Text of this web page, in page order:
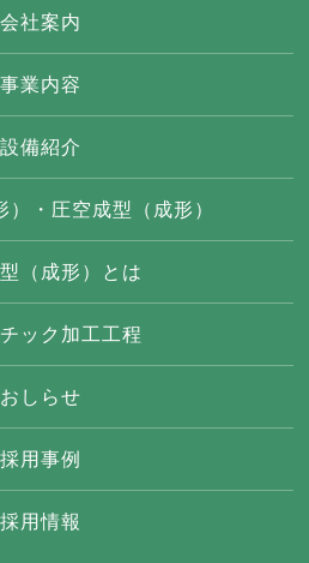
会社案内
事業内容
設備紹介
・圧空成型（成形）
（成形）とは
ック加工工程
おしらせ
採用事例
採用情報